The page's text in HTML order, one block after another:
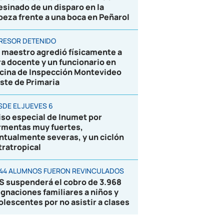
de un disparo en la
frente a una boca en Peñarol
DETENIDO
maestro agredió físicamente a
docente y un funcionario en
de Inspección Montevideo
de Primaria
EL JUEVES 6
especial de Inumet por
muy fuertes,
severas, y un ciclón
ALUMNOS FUERON REVINCULADOS
suspenderá el cobro de 3.968
familiares a niños y
por no asistir a clases